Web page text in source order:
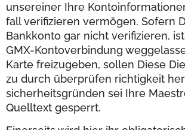
unsereiner Ihre
fall verifizieren vermögen. Sofern
Bankkonto gar nicht verifizieren,
GMX-Kontoverbindung
Karte freizugeben, sollen Diese
zu durch überprüfen richtigkeit
sicherheitsgründen sei Ihre
Quelltext gesperrt.